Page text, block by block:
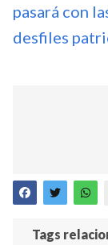
pasará con
desfiles
Tags